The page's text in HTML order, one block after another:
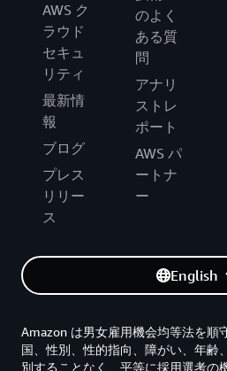
AWS ク
ラウド
セキュ
リティ
最新情
報
ブログ
プレス
リリー
ス
のよく
ある質
問
アナリ
ストレ
ポート
AWS パ
ートナ
ー
English
Amazon は男女雇用機会均等法を順
国、性別、性的指向、障がい、年齢
別することなく、平等に採用選考の